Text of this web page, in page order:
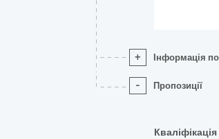
+ Інформація
- Пропозиції